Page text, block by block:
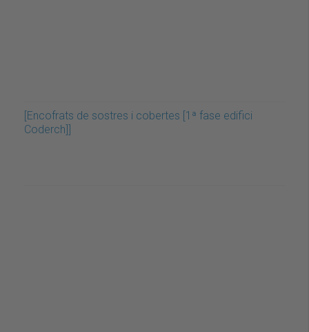
[Encofrats de sostres i cobertes [1ª fase edifici
Coderch]]